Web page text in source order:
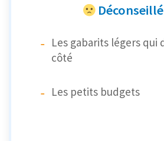
Les gabarits légers qui
côté
Les petits budgets